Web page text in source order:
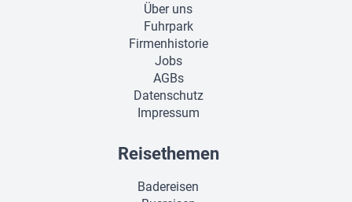
Über uns
Fuhrpark
Firmenhistorie
Jobs
AGBs
Datenschutz
Impressum
Reisethemen
Badereisen